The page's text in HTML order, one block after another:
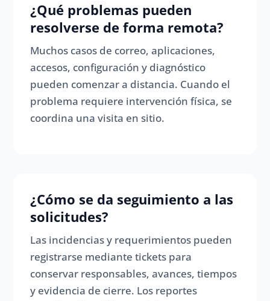
¿Qué problemas pueden
resolverse de forma remota?
Muchos casos de correo, aplicaciones,
accesos, configuración y diagnóstico
pueden comenzar a distancia. Cuando el
problema requiere intervención física, se
coordina una visita en sitio.
¿Cómo se da seguimiento a las
solicitudes?
Las incidencias y requerimientos pueden
registrarse mediante tickets para
conservar responsables, avances, tiempos
y evidencia de cierre. Los reportes